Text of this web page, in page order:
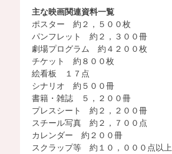
主な映画関連資料一覧
ポスター 約２，５００枚
パンフレット 約２，３００冊
劇場プログラム 約４２００枚
チケット 約８００枚
絵看板 １７点
シナリオ 約５００冊
書籍・雑誌 ５，２００冊
プレスシート 約２，２００冊
スチール写真 約２，７００点
カレンダー 約２００冊
スクラップ等 約１０，０００点以上